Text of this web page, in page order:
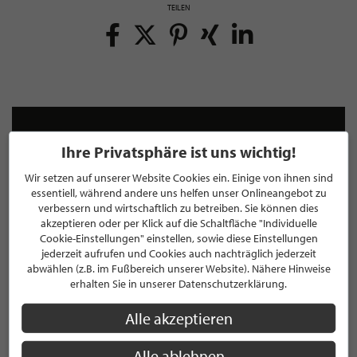
TEILEN
NEWSLETTER
unseren STILPUNKTE®-Newsletter an und profitieren Sie
von exklusiven Neuigkeiten, Trendsund Angeboten
Mit der Anmeldung für unseren Newsletter stimmen Sie
unserenDatenschutzbestimmungenzu. EineAbmeldung
ist jederzeit möglich.
ANMELDEN
Ihre Privatsphäre ist uns wichtig!
Wir setzen auf unserer Website Cookies ein. Einige von ihnen sind
essentiell, während andere uns helfen unser Onlineangebot zu
verbessern und wirtschaftlich zu betreiben. Sie können dies
akzeptieren oder per Klick auf die Schaltfläche "Individuelle
Cookie-Einstellungen" einstellen, sowie diese Einstellungen
jederzeit aufrufen und Cookies auch nachträglich jederzeit
abwählen (z.B. im Fußbereich unserer Website). Nähere Hinweise
erhalten Sie in unserer Datenschutzerklärung.
Alle akzeptieren